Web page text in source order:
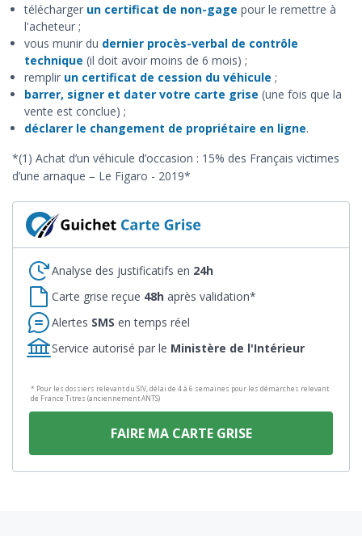
télécharger un certificat de non-gage pour le remettre à
l'acheteur ;
vous munir du dernier procès-verbal de contrôle
technique (il doit avoir moins de 6 mois) ;
remplir un certificat de cession du véhicule ;
barrer, signer et dater votre carte grise (une fois que la
vente est conclue) ;
déclarer le changement de propriétaire en ligne.
*(1) Achat d’un véhicule d’occasion : 15% des Français victimes
d’une arnaque – Le Figaro - 2019*
Analyse des justificatifs en 24h
Carte grise reçue 48h après validation*
Alertes SMS en temps réel
Service autorisé par le Ministère de l'Intérieur
* Pour les dossiers relevant du SIV, délai de 4 à 6 semaines pour les démarches relevant
de France Titres (anciennement ANTS)
FAIRE MA CARTE GRISE